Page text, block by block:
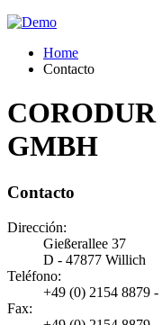
Home
Contacto
GMBH
Contacto
Dirección:
Gießerallee 37
D - 47877 Willich
Teléfono:
+49 (0) 2154 8879 -
Fax: